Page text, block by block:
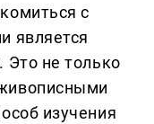
с
является
Это не только
изучения